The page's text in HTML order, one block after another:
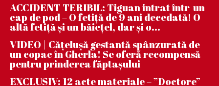
ACCIDENT TERIBIL: Tiguan intrat într-un
cap de pod – O fetiță de 9 ani decedată! O
altă fetiță și un băiețel, dar și o...
VIDEO | Căţeluşă gestantă spânzurată de
un copac în Gherla! Se oferă recompensă
pentru prinderea făptaşului
EXCLUSIV: 12 acte materiale – ”Doctore”